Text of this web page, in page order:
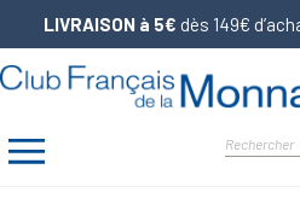
LIVRAISON à 5€ dès 149€